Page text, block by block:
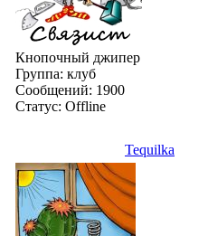
Кнопочный джипер
Группа: клуб
Сообщений: 1900
Статус: Offline
Tequilka